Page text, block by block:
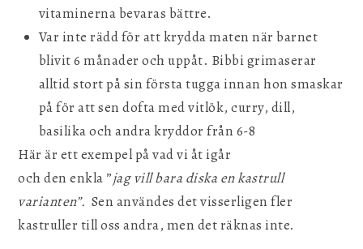
vitaminerna bevaras bättre.
Var inte rädd för att krydda maten när barnet
blivit 6 månader och uppåt. Bibbi grimaserar
alltid stort på sin första tugga innan hon smaskar
på för att sen dofta med vitlök, curry, dill,
basilika och andra kryddor från 6-8
Här är ett exempel på vad vi åt igår
och den enkla ”jag vill bara diska en kastrull
varianten”. Sen användes det visserligen fler
kastruller till oss andra, men det räknas inte.